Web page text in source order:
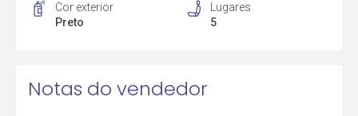
Cor exterior
Preto
Lugares
5
Notas do vendedor